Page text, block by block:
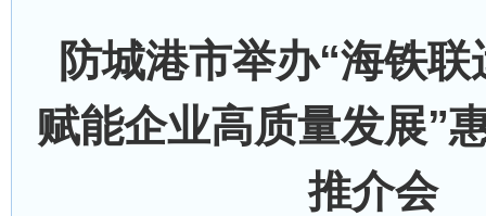
防城港市举办“海铁
赋能企业高质量发展”
推介会